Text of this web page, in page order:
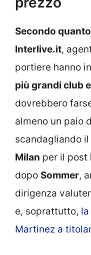
Secondo
Interlive.it,
portiere hanno
più grandi club
dovrebbero
almeno un paio
scandagliando
Milan per il post
dopo Sommer,
dirigenza
e, soprattutto,
Martinez a